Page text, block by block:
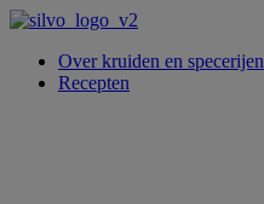
Over kruiden en specerijen
Recepten